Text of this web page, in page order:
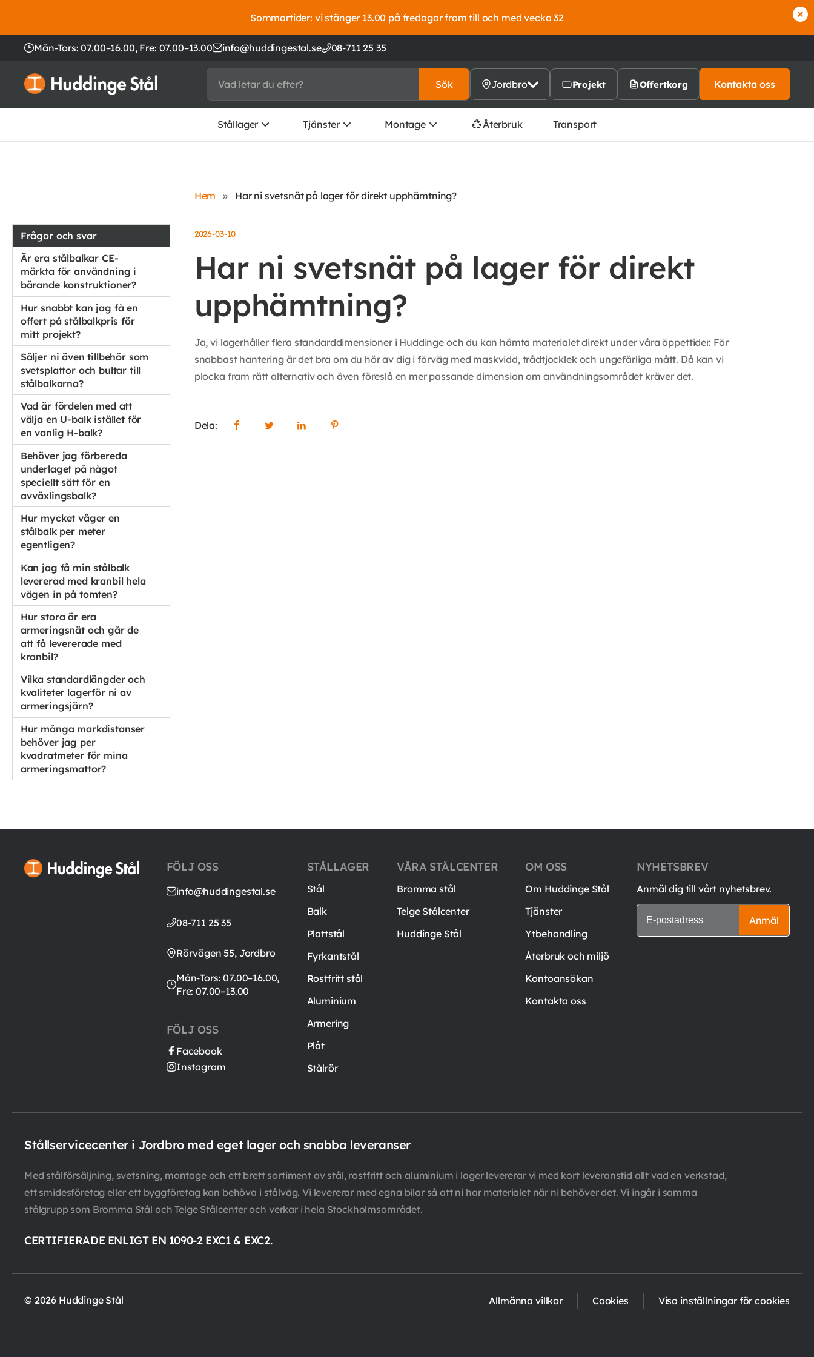
Sommartider: vi stänger 13.00 på fredagar fram till och med vecka 32
Mån-Tors: 07.00–16.00, Fre: 07.00–13.00 info@huddingestal.se 08-711 25 35
Sök Jordbro Projekt Offertkorg Kontakta oss
Stållager Tjänster Montage Återbruk Transport
Frågor och svar
Är era stålbalkar CE-
märkta för användning i
bärande konstruktioner?
Hur snabbt kan jag få en
offert på stålbalkpris för
mitt projekt?
Säljer ni även tillbehör som
svetsplattor och bultar till
stålbalkarna?
Vad är fördelen med att
välja en U-balk istället för
en vanlig H-balk?
Behöver jag förbereda
underlaget på något
speciellt sätt för en
avväxlingsbalk?
Hur mycket väger en
stålbalk per meter
egentligen?
Kan jag få min stålbalk
levererad med kranbil hela
vägen in på tomten?
Hur stora är era
armeringsnät och går de
att få levererade med
kranbil?
Vilka standardlängder och
kvaliteter lagerför ni av
armeringsjärn?
Hur många markdistanser
behöver jag per
kvadratmeter för mina
armeringsmattor?
Hem » Har ni svetsnät på lager för direkt upphämtning?
2026-03-10
Har ni svetsnät på lager för direkt
upphämtning?
Ja, vi lagerhåller flera standarddimensioner i Huddinge och du kan hämta materialet direkt under våra öppettider. För
snabbast hantering är det bra om du hör av dig i förväg med maskvidd, trådtjocklek och ungefärliga mått. Då kan vi
plocka fram rätt alternativ och även föreslå en mer passande dimension om användningsområdet kräver det.
Dela:
FÖLJ OSS
info@huddingestal.se
08-711 25 35
Rörvägen 55, Jordbro
Mån-Tors: 07.00–16.00,
Fre: 07.00–13.00
FÖLJ OSS
Facebook
Instagram
STÅLLAGER
Stål
Balk
Plattstål
Fyrkantstål
Rostfritt stål
Aluminium
Armering
Plåt
Stålrör
VÅRA STÅLCENTER
Bromma stål
Telge Stålcenter
Huddinge Stål
OM OSS
Om Huddinge Stål
Tjänster
Ytbehandling
Återbruk och miljö
Kontoansökan
Kontakta oss
NYHETSBREV
Anmäl dig till vårt nyhetsbrev.
Anmäl
Stållservicecenter i Jordbro med eget lager och snabba leveranser
Med stålförsäljning, svetsning, montage och ett brett sortiment av stål, rostfritt och aluminium i lager levererar vi med kort leveranstid allt vad en verkstad,
ett smidesföretag eller ett byggföretag kan behöva i stålväg. Vi levererar med egna bilar så att ni har materialet när ni behöver det. Vi ingår i samma
stålgrupp som Bromma Stål och Telge Stålcenter och verkar i hela Stockholmsområdet.
CERTIFIERADE ENLIGT EN 1090-2 EXC1 & EXC2.
© 2026 Huddinge Stål Allmänna villkor Cookies Visa inställningar för cookies